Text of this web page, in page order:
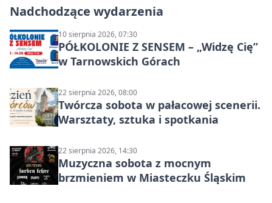
Nadchodzące wydarzenia
10 sierpnia 2026, 07:30
PÓŁKOLONIE Z SENSEM – „Widzę Cię”
w Tarnowskich Górach
22 sierpnia 2026, 08:00
Twórcza sobota w pałacowej scenerii.
Warsztaty, sztuka i spotkania
22 sierpnia 2026, 14:30
Muzyczna sobota z mocnym
brzmieniem w Miasteczku Śląskim